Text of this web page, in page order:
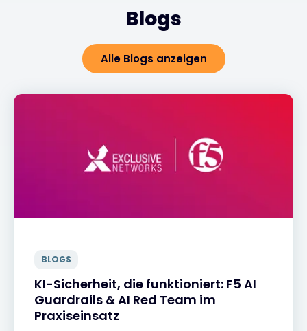
Blogs
Alle Blogs anzeigen
BLOGS
KI-Sicherheit, die funktioniert: F5 AI
Guardrails & AI Red Team im
Praxiseinsatz